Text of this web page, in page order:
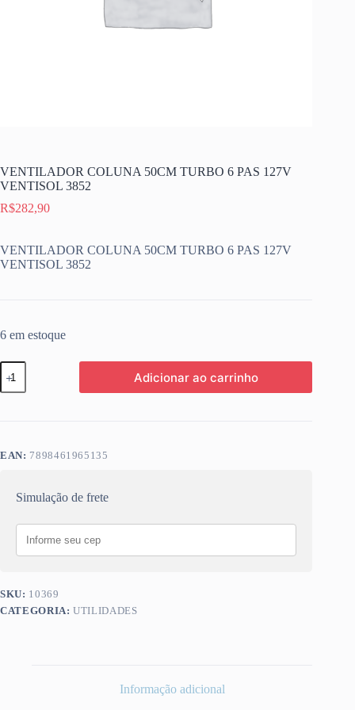
VENTILADOR COLUNA 50CM TURBO 6 PAS 127V
VENTISOL 3852
R$282,90
VENTILADOR COLUNA 50CM TURBO 6 PAS 127V
VENTISOL 3852
6 em estoque
VENTILADOR
COLUNA
50CM
VENTISOL
Adicionar ao carrinho
EAN: 7898461965135
Simulação de frete
SKU: 10369
CATEGORIA:UTILIDADES
Informação adicional